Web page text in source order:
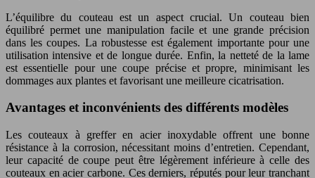
L’équilibre du couteau est un aspect crucial. Un couteau bien
équilibré permet une manipulation facile et une grande précision
dans les coupes. La robustesse est également importante pour une
utilisation intensive et de longue durée. Enfin, la netteté de la lame
est essentielle pour une coupe précise et propre, minimisant les
dommages aux plantes et favorisant une meilleure cicatrisation.
Avantages et inconvénients des différents modèles
Les couteaux à greffer en acier inoxydable offrent une bonne
résistance à la corrosion, nécessitant moins d’entretien. Cependant,
leur capacité de coupe peut être légèrement inférieure à celle des
couteaux en acier carbone. Ces derniers, réputés pour leur tranchant